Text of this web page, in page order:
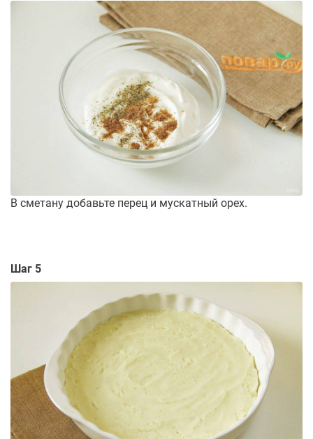
В сметану добавьте перец и мускатный орех.
Шаг 5